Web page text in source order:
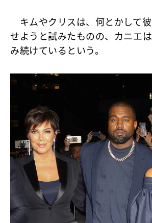
キムやクリスは、何とかして
せようと試みたものの、カニエ
み続けているという。